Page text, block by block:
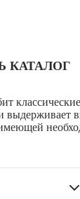
КАТАЛОГ
выдерживает